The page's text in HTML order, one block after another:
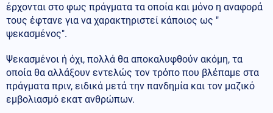
έρχονται στο φως πράγματα τα οποία και μόνο η αναφορά
τους έφτανε για να χαρακτηριστεί κάποιος ως "
ψεκασμένος".
Ψεκασμένοι ή όχι, πολλά θα αποκαλυφθούν ακόμη, τα
οποία θα αλλάξουν εντελώς τον τρόπο που βλέπαμε στα
πράγματα πριν, ειδικά μετά την πανδημία και τον μαζικό
εμβολιασμό εκατ ανθρώπων.